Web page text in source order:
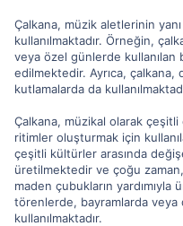
Çalkana, müzik aletlerinin
kullanılmaktadır. Örneğin,
veya özel günlerde
edilmektedir. Ayrıca,
kutlamalarda da
Çalkana, müzikal olarak çeşitli
ritimler oluşturmak için
çeşitli kültürler arasında
üretilmektedir ve çoğu
maden çubukların yardımıyla
törenlerde, bayramlarda veya
kullanılmaktadır.